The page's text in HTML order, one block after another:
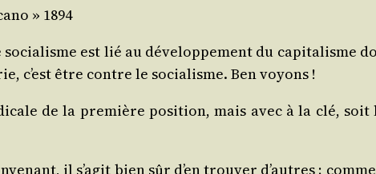
» 1894
est lié au déve­lop­pe­ment du capi­ta­lisme
c’est être contre le socia­lisme. Ben voyons !
de la pre­mière posi­tion, mais avec à la clé,
il s’a­git bien sûr d’en trou­ver d’autres ;